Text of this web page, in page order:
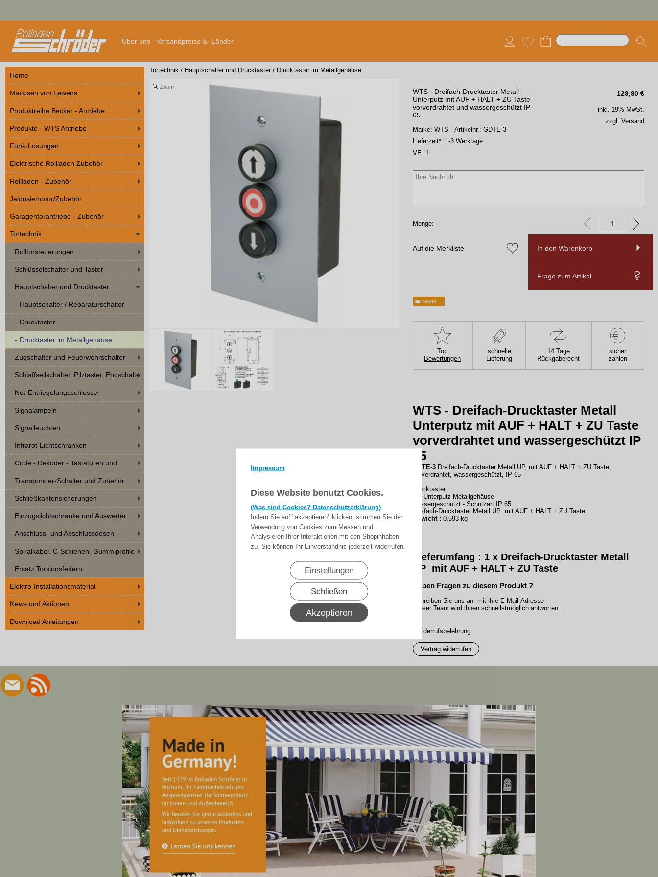
Impressum
Diese Website benutzt Cookies.
(Was sind Cookies? Datenschutzerklärung)
Indem Sie auf "akzeptieren" klicken, stimmen Sie der
Verwendung von Cookies zum Messen und
Analysieren Ihrer Interaktionen mit den Shopinhalten
zu. Sie können Ihr Einverständnis jederzeit widerrufen.
Einstellungen
Schließen
Akzeptieren
Über uns Versandpreise & -Länder
Home
Markisen von Lewens
Produktreihe Becker - Antriebe
Produkte - WTS Antriebe
Funk-Lösungen
Elektrische Rollladen Zubehör
Rollladen - Zubehör
Jalousiemotor/Zubehör
Garagentorantriebe - Zubehör
Tortechnik
Rolltorsteuerungen
Schlüsselschalter und Taster
Hauptschalter und Drucktaster
Hauptschalter / Reparaturschalter
Drucktaster
Drucktaster im Metallgehäuse
Zugschalter und Feuerwehrschalter
Schlaffseilschalter, Pilztaster, Endschalter
Not-Entriegelungsschlösser
Signalampeln
Signalleuchten
Infrarot-Lichtschranken
Code - Dekoder - Tastaturen und
Zubehör
Transponder-Schalter und Zubehör
Schließkantensicherungen
Einzugslichtschranke und Auswerter
Anschluss- und Abschlussdosen
Spiralkabel, C-Schienen, Gummiprofile
Ersatz Torsionsfedern
Elektro-Installationsmaterial
News und Aktionen
Download Anleitungen
Tortechnik / Hauptschalter und Drucktaster / Drucktaster im Metallgehäuse
Zoom
129,90 €
WTS - Dreifach-Drucktaster Metall
Unterputz mit AUF + HALT + ZU Taste
vorverdrahtet und wassergeschützt IP
65
Marke: WTS Artikelnr.: GDTE-3
Lieferzeit*: 1-3 Werktage
VE: 1
inkl. 19% MwSt.
zzgl. Versand
Menge:
Auf die Merkliste In den Warenkorb
Frage zum Artikel
Top
Bewertungen
schnelle
Lieferung
14 Tage
Rückgaberecht
sicher
zahlen
WTS - Dreifach-Drucktaster Metall
Unterputz mit AUF + HALT + ZU Taste
vorverdrahtet und wassergeschützt IP
65
GDTE-3Dreifach-Drucktaster Metall UP, mit AUF + HALT + ZU Taste,
vorverdrahtet, wassergeschützt, IP 65
Drucktaster
Iso-Unterputz Metallgehäuse
wassergeschützt - Schutzart IP 65
Dreifach-Drucktaster Metall UP mit AUF + HALT + ZU Taste
Gewicht : 0,593 kg
Lieferumfang : 1 xDreifach-Drucktaster Metall
UP mit AUF + HALT + ZU Taste
Haben Fragen zu diesem Produkt ?
Schreiben Sie uns an mit ihre E-Mail-Adresse
Unser Team wird ihnen schnellstmöglich antworten .
▸Widerrufsbelehrung
Vertrag widerrufen